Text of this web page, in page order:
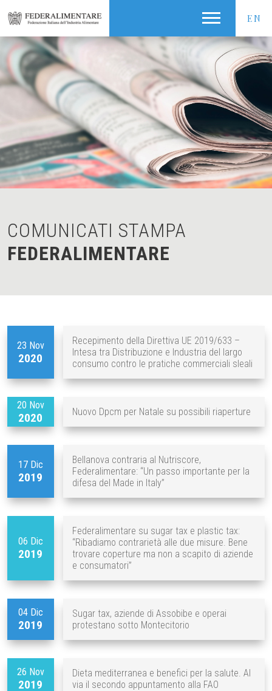
EN
COMUNICATI STAMPA
FEDERALIMENTARE
23 Nov
2020
Recepimento della Direttiva UE 2019/633 –
Intesa tra Distribuzione e Industria del largo
consumo contro le pratiche commerciali sleali
20 Nov
2020 Nuovo Dpcm per Natale su possibili riaperture
17 Dic
2019
Bellanova contraria al Nutriscore,
Federalimentare: “Un passo importante per la
difesa del Made in Italy”
06 Dic
2019
Federalimentare su sugar tax e plastic tax:
“Ribadiamo contrarietà alle due misure. Bene
trovare coperture ma non a scapito di aziende
e consumatori”
04 Dic
2019
Sugar tax, aziende di Assobibe e operai
protestano sotto Montecitorio
26 Nov
2019
Dieta mediterranea e benefici per la salute. Al
via il secondo appuntamento alla FAO